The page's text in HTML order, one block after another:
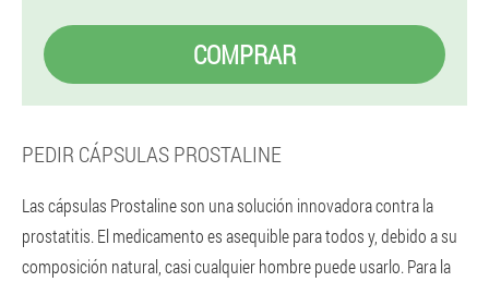
COMPRAR
PEDIR CÁPSULAS PROSTALINE
Las cápsulas Prostaline son una solución innovadora contra la
prostatitis. El medicamento es asequible para todos y, debido a su
composición natural, casi cualquier hombre puede usarlo. Para la